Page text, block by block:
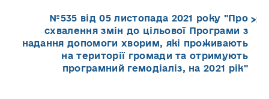
№535 від 05 листопада 2021 року "Про
схвалення змін до цільової Програми з
надання допомоги хворим, які проживають
на території громади та отримують
програмний гемодіаліз, на 2021 рік"